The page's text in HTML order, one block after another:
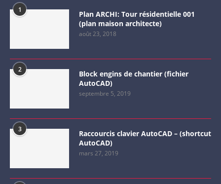
1
Plan ARCHI: Tour résidentielle 001
(plan maison architecte)
août 23, 2018
2
Block engins de chantier (fichier
AutoCAD)
septembre 5, 2019
3
Raccourcis clavier AutoCAD – (shortcut
AutoCAD)
mars 27, 2019